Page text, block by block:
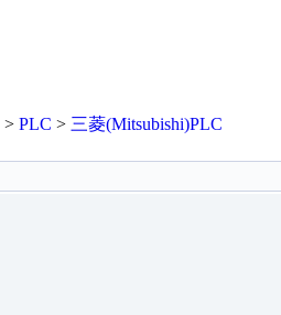
> PLC > 三菱(Mitsubishi)PLC